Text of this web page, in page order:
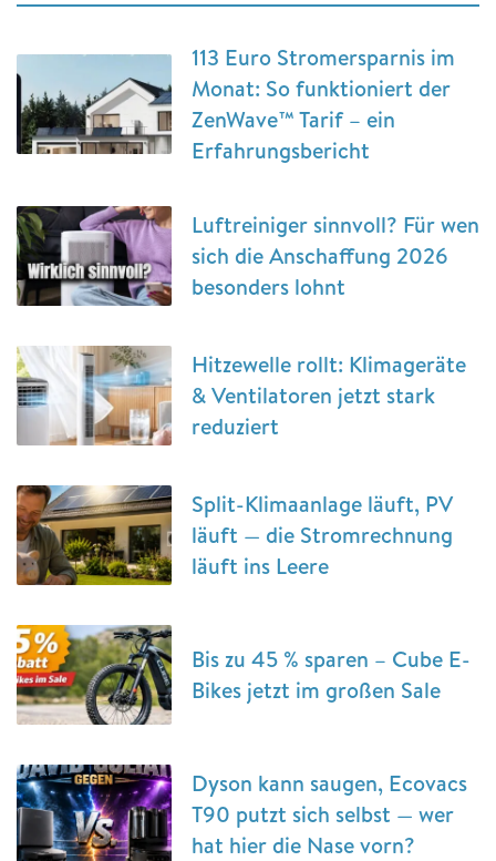
113 Euro Stromersparnis im
Monat: So funktioniert der
ZenWave™ Tarif – ein
Erfahrungsbericht
Luftreiniger sinnvoll? Für wen
sich die Anschaffung 2026
besonders lohnt
Hitzewelle rollt: Klimageräte
& Ventilatoren jetzt stark
reduziert
Split-Klimaanlage läuft, PV
läuft — die Stromrechnung
läuft ins Leere
Bis zu 45 % sparen – Cube E-
Bikes jetzt im großen Sale
Dyson kann saugen, Ecovacs
T90 putzt sich selbst — wer
hat hier die Nase vorn?